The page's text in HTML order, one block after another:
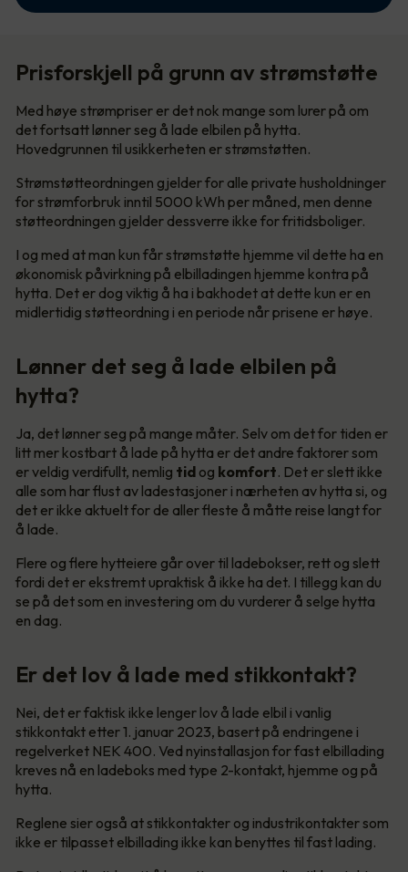
Prisforskjell på grunn av strømstøtte
Med høye strømpriser er det nok mange som lurer på om
det fortsatt lønner seg å lade elbilen på hytta.
Hovedgrunnen til usikkerheten er strømstøtten.
Strømstøtteordningen gjelder for alle private husholdninger
for strømforbruk inntil 5000 kWh per måned, men denne
støtteordningen gjelder dessverre ikke for fritidsboliger.
I og med at man kun får strømstøtte hjemme vil dette ha en
økonomisk påvirkning på elbilladingen hjemme kontra på
hytta. Det er dog viktig å ha i bakhodet at dette kun er en
midlertidig støtteordning i en periode når prisene er høye.
Lønner det seg å lade elbilen på
hytta?
Ja, det lønner seg på mange måter. Selv om det for tiden er
litt mer kostbart å lade på hytta er det andre faktorer som
er veldig verdifullt, nemlig tid og komfort. Det er slett ikke
alle som har flust av ladestasjoner i nærheten av hytta si, og
det er ikke aktuelt for de aller fleste å måtte reise langt for
å lade.
Flere og flere hytteiere går over til ladebokser, rett og slett
fordi det er ekstremt upraktisk å ikke ha det. I tillegg kan du
se på det som en investering om du vurderer å selge hytta
en dag.
Er det lov å lade med stikkontakt?
Nei, det er faktisk ikke lenger lov å lade elbil i vanlig
stikkontakt etter 1. januar 2023, basert på endringene i
regelverket NEK 400. Ved nyinstallasjon for fast elbillading
kreves nå en ladeboks med type 2-kontakt, hjemme og på
hytta.
Reglene sier også at stikkontakter og industrikontakter som
ikke er tilpasset elbillading ikke kan benyttes til fast lading.